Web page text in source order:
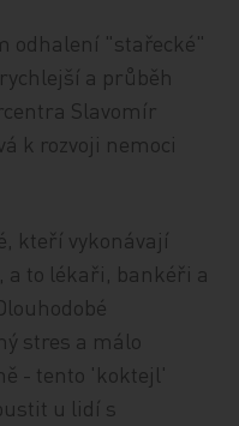
odhalení "stařecké"
a průběh
Slavomír
k rozvoji nemoci
kteří vykonávají
a to lékaři, bankéři a
stres a málo
- tento 'koktejl'
u lidí s